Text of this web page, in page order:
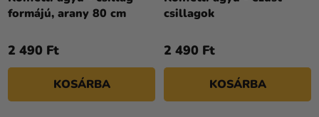
formájú, arany 80 cm
2 490 Ft
KOSÁRBA
csillagok
2 490 Ft
KOSÁRBA